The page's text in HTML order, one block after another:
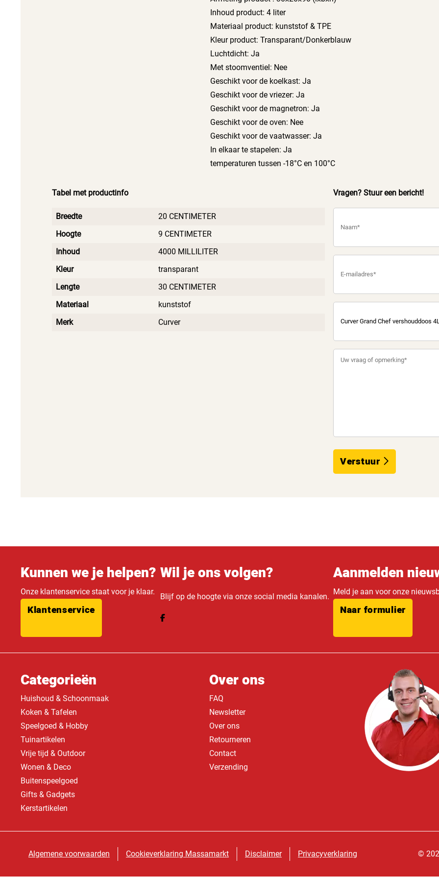
Inhoud product: 4 liter
Materiaal product: kunststof & TPE
Kleur product: Transparant/Donkerblauw
Luchtdicht: Ja
Met stoomventiel: Nee
Geschikt voor de koelkast: Ja
Geschikt voor de vriezer: Ja
Geschikt voor de magnetron: Ja
Geschikt voor de oven: Nee
Geschikt voor de vaatwasser: Ja
In elkaar te stapelen: Ja
temperaturen tussen -18°C en 100°C
Tabel met productinfo
Breedte
20 CENTIMETER
Hoogte
9 CENTIMETER
Inhoud
4000 MILLILITER
Kleur
transparant
Lengte
30 CENTIMETER
Materiaal
kunststof
Merk
Curver
Vragen? Stuur een bericht!
Verstuur
Kunnen we je helpen?
Onze klantenservice staat voor je klaar.
Klantenservice
Wil je ons volgen?
Blijf op de hoogte via onze social media kanalen.
Aanmelden
Meld je aan voor onze
Naar formulier
Categorieën
Huishoud & Schoonmaak
Koken & Tafelen
Speelgoed & Hobby
Tuinartikelen
Vrije tijd & Outdoor
Wonen & Deco
Buitenspeelgoed
Gifts & Gadgets
Kerstartikelen
Over ons
FAQ
Newsletter
Over ons
Retourneren
Contact
Verzending
Algemene voorwaarden Cookieverklaring Massamarkt Disclaimer Privacyverklaring ©